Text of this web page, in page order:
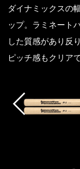
ダイナミックスの
ップ。ラミネート
した質感があり反
ピッチ感もクリア